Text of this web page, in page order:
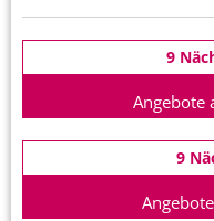
9
Angebote
9